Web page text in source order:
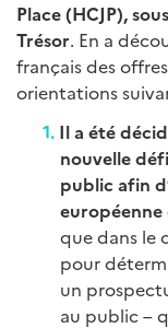
Place (HCJP),
Trésor. En a
français des
orientations
Il a été
nouvelle
public afin
que dans le
pour
un
au public –